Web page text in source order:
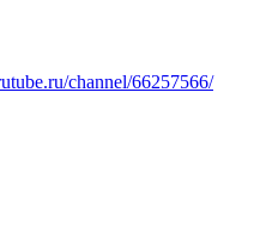
channel/66257566/